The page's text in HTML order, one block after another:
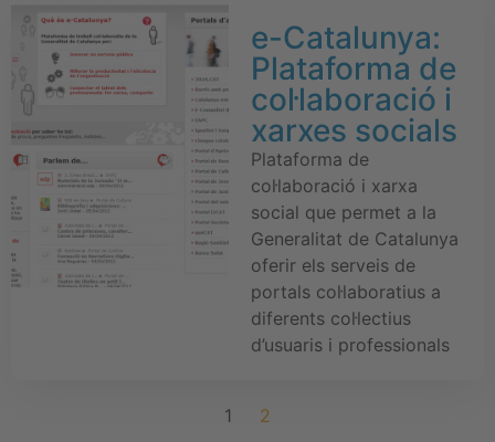
e-Catalunya:
Plataforma de
col·laboració i
xarxes socials
Plataforma de
col·laboració i xarxa
social que permet a la
Generalitat de Catalunya
oferir els serveis de
portals col·laboratius a
diferents col·lectius
d’usuaris i professionals
1 2